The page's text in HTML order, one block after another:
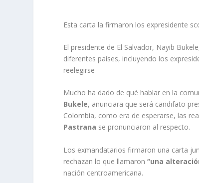
Esta carta la firmaron los expresidente
El presidente de El Salvador, Nayib
diferentes países, incluyendo los
reelegirse
Mucho ha dado de qué hablar en la
Bukele, anunciara que será candifato
Colombia, como era de esperarse, las
Pastrana se pronunciaron al respecto.
Los exmandatarios firmaron una carta
rechazan lo que llamaron “una
nación centroamericana.